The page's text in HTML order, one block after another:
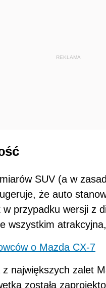
REKLAMA
SUV (a w
że auto
przypadku wersji z
wszystkim
o Mazda CX-7
największych zalet
została